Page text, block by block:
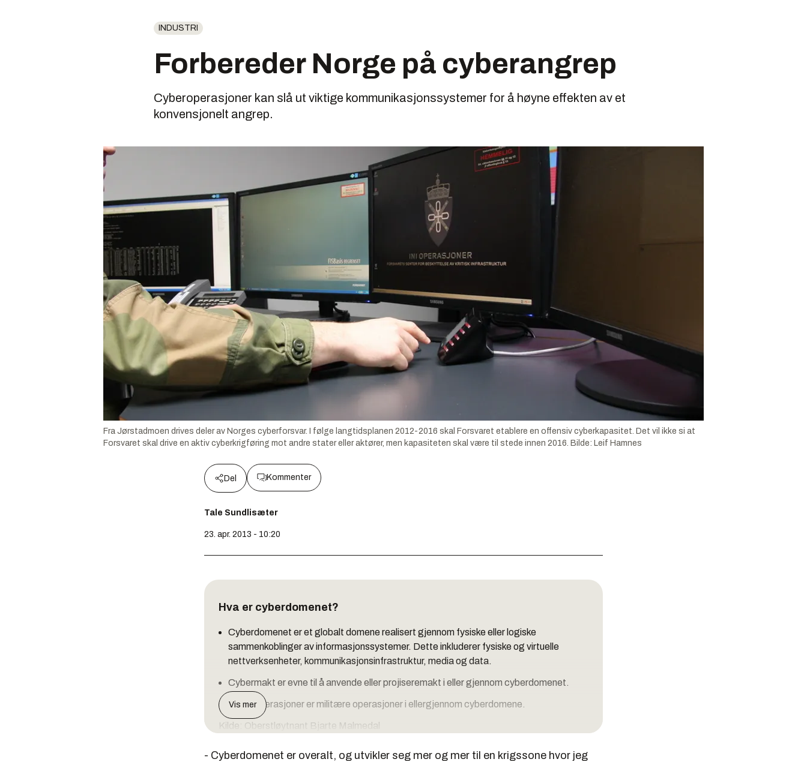
INDUSTRI
Forbereder Norge på cyberangrep
Cyberoperasjoner kan slå ut viktige kommunikasjonssystemer for å høyne effekten av et
konvensjonelt angrep.
Fra Jørstadmoen drives deler av Norges cyberforsvar. I følge langtidsplanen 2012-2016 skal Forsvaret etablere en offensiv cyberkapasitet. Det vil ikke si at
Forsvaret skal drive en aktiv cyberkrigføring mot andre stater eller aktører, men kapasiteten skal være til stede innen 2016. Bilde: Leif Hamnes
Del Kommenter
Tale Sundlisæter
23. apr. 2013 - 10:20
Hva er cyberdomenet?
Cyberdomenet er et globalt domene realisert gjennom fysiske eller logiske
sammenkoblinger av informasjonssystemer. Dette inkluderer fysiske og virtuelle
nettverksenheter, kommunikasjonsinfrastruktur, media og data.
Cybermakt er evne til å anvende eller projiseremakt i eller gjennom cyberdomenet.
Cyberoperasjoner er militære operasjoner i ellergjennom cyberdomene.
Kilde: Oberstløytnant Bjarte Malmedal
Vis mer
- Cyberdomenet er overalt, og utvikler seg mer og mer til en krigssone hvor jeg